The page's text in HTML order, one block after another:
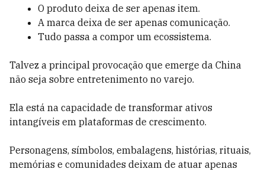
O produto deixa de ser apenas item.
A marca deixa de ser apenas comunicação.
Tudo passa a compor um ecossistema.
Talvez a principal provocação que emerge da China
não seja sobre entretenimento no varejo.
Ela está na capacidade de transformar ativos
intangíveis em plataformas de crescimento.
Personagens, símbolos, embalagens, histórias, rituais,
memórias e comunidades deixam de atuar apenas